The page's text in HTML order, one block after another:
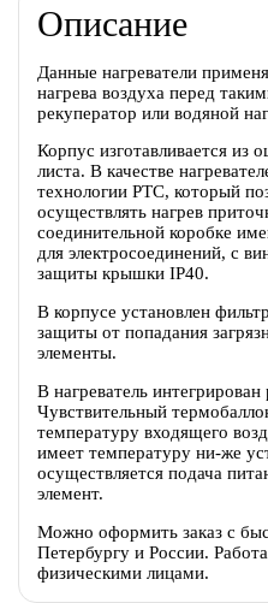
Описание
Данные нагреватели
нагрева воздуха перед
рекуператор или водяной
Корпус изготавливается из
листа. В качестве
технологии PTC, который
осуществлять нагрев
соединительной коробке
для электросоединений, с
защиты крышки IP40.
В корпусе установлен
защиты от попадания
элементы.
В нагреватель
Чувствительный
температуру входящего
имеет температуру ни-же
осуществляется подача
элемент.
Можно оформить заказ с
Петербургу и России.
физическими лицами.